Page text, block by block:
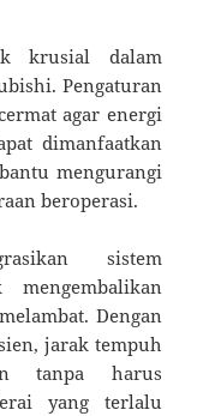
krusial dalam
Pengaturan
agar energi
dimanfaatkan
mengurangi
beroperasi.
sistem
Dengan
jarak tempuh
tanpa harus
yang terlalu